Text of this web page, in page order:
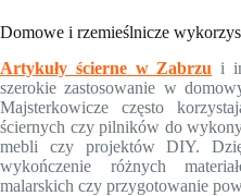
Domowe i rzemieślnicze
Artykuły ścierne w Zabrzu i
szerokie zastosowanie w
Majsterkowicze często
ściernych czy pilników do
mebli czy projektów DIY.
wykończenie różnych
malarskich czy przygotowanie